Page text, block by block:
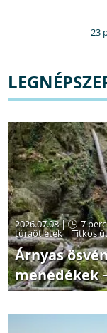
23
2026.07.08 | 7 perc
túraötletek|Titkos
Árnyas
menedékek